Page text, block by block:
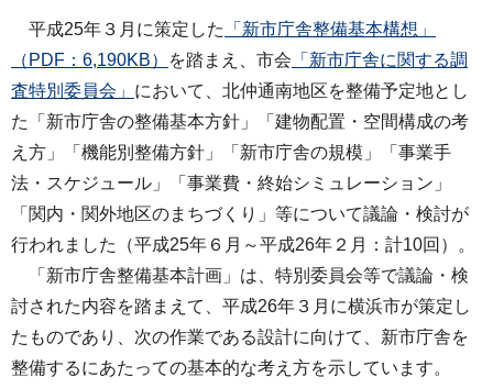
平成25年３月に策定した
「新市庁舎整備基本構想」
（PDF：6,190KB）
を踏まえ、市会 「新市庁舎に関する調
査特別委員会」 において、北仲通南地区を整備予定地とし
た「新市庁舎の整備基本方針」「建物配置・空間構成の考
え方」「機能別整備方針」「新市庁舎の規模」「事業手
法・スケジュール」「事業費・終始シミュレーション」
「関内・関外地区のまちづくり」等について議論・検討が
行われました（平成25年６月～平成26年２月：計10回）。
「新市庁舎整備基本計画」は、特別委員会等で議論・検
討された内容を踏まえて、平成26年３月に横浜市が策定し
たものであり、次の作業である設計に向けて、新市庁舎を
整備するにあたっての基本的な考え方を示しています。